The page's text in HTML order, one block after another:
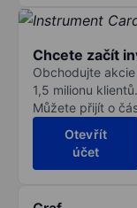
Chcete začít
Obchodujte
1,5 milionu
Můžete přijít o
Otevřít
účet